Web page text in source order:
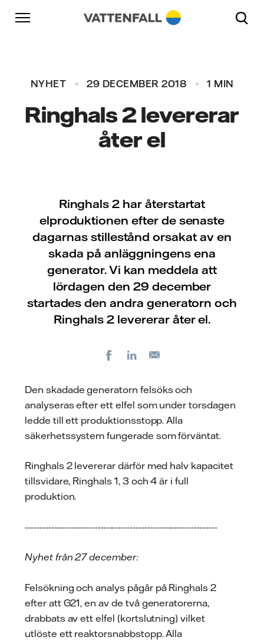
Skip to content
Gå till huvudnavigeringen
Gå till sidfoten
NYHET 29 DECEMBER 2018 1 MIN
Ringhals 2 levererar
åter el
Ringhals 2 har återstartat
elproduktionen efter de senaste
dagarnas stillestånd orsakat av en
skada på anläggningens ena
generator. Vi kan meddela att
lördagen den 29 december
startades den andra generatorn och
Ringhals 2 levererar åter el.
FacebookLinkedIn
Den skadade generatorn felsöks och
analyseras efter ett elfel som under torsdagen
ledde till ett produktionsstopp. Alla
säkerhetssystem fungerade som förväntat.
Ringhals 2 levererar därför med halv kapacitet
tillsvidare, Ringhals 1, 3 och 4 är i full
produktion.
------------------------------------------------------------------
Nyhet från 27 december:
Felsökning och analys pågår på Ringhals 2
efter att G21, en av de två generatorerna,
drabbats av ett elfel (kortslutning) vilket
utlöste ett reaktorsnabbstopp. Alla
Gå till huvudnavigeringen